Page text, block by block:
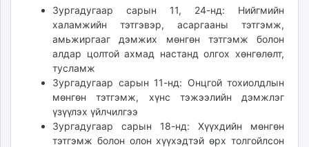
unen.mn
shudarga.mn
shuurhai.mn
unuudur.mn
mglradio.com
fact.mn
Зургадугаар сарын 11, 24-нд: Нийгмийн
халамжийн тэтгэвэр, асаргааны тэтгэмж,
амьжиргааг дэмжих мөнгөн тэтгэмж болон
алдар цолтой ахмад настанд олгох хөнгөлөлт,
тусламж
Зургадугаар сарын 11-нд: Онцгой тохиолдлын
мөнгөн тэтгэмж, хүнс тэжээлийн дэмжлэг
үзүүлэх үйлчилгээ
Зургадугаар сарын 18-нд: Хүүхдийн мөнгөн
тэтгэмж болон олон хүүхэдтэй өрх толгойлсон